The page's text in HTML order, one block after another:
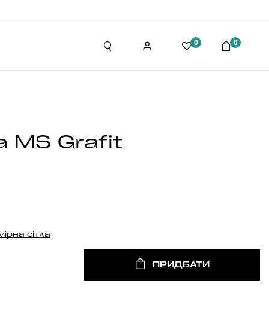
0 0
MS Grafit
сітка
ПРИДБАТИ